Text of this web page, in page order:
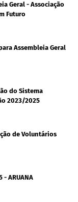
Geral - Associação
Futuro
Assembleia Geral
do Sistema
2023/2025
de Voluntários
ARUANA